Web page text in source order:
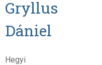
Gryllus
Dániel
Hegyi